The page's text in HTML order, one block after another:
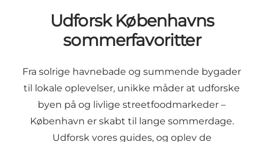
Udforsk Københavns
sommerfavoritter
Fra solrige havnebade og summende bygader
til lokale oplevelser, unikke måder at udforske
byen på og livlige streetfoodmarkeder –
København er skabt til lange sommerdage.
Udforsk vores guides, og oplev de